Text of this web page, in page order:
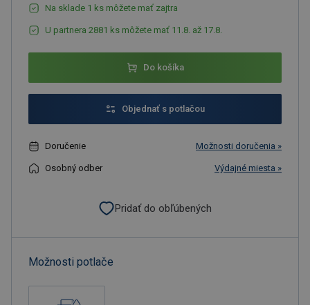
Na sklade 1 ks môžete mať zajtra
U partnera 2881 ks môžete mať 11.8. až 17.8.
Do košíka
Objednať s potlačou
Doručenie Možnosti doručenia »
Osobný odber Výdajné miesta »
Pridať do obľúbených
Možnosti potlače